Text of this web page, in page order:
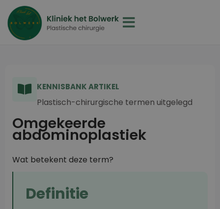
KENNISBANK ARTIKEL
Plastisch-chirurgische termen uitgelegd
Omgekeerde
abdominoplastiek
Wat betekent deze term?
Definitie